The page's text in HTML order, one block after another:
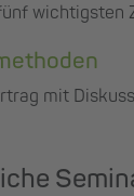
wichtigsten
mit